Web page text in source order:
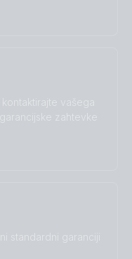
vašega
zahtevke
standardni garanciji